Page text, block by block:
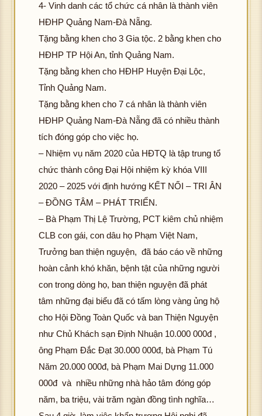
4- Vinh danh các tổ chức cá nhân là thành viên
HĐHP Quảng Nam-Đà Nẵng.
Tặng bằng khen cho 3 Gia tộc. 2 bằng khen cho
HĐHP TP Hội An, tỉnh Quảng Nam.
Tặng bằng khen cho HĐHP Huyện Đại Lộc,
Tỉnh Quảng Nam.
Tặng bằng khen cho 7 cá nhân là thành viên
HĐHP Quảng Nam-Đà Nẵng đã có nhiều thành
tích đóng góp cho việc họ.
– Nhiệm vụ năm 2020 của HĐTQ là tập trung tổ
chức thành công Đại Hội nhiệm kỳ khóa VIII
2020 – 2025 với định hướng KẾT NỐI – TRI ÂN
– ĐỒNG TÂM – PHÁT TRIỂN.
– Bà Phạm Thị Lệ Trường, PCT kiêm chủ nhiệm
CLB con gái, con dâu họ Phạm Việt Nam,
Trưởng ban thiện nguyện, đã báo cáo về những
hoàn cảnh khó khăn, bệnh tật của những người
con trong dòng họ, ban thiện nguyện đã phát
tâm những đại biểu đã có tấm lòng vàng ủng hộ
cho Hội Đồng Toàn Quốc và ban Thiện Nguyện
như Chủ Khách sạn Định Nhuận 10.000 000đ ,
ông Phạm Đắc Đạt 30.000 000đ, bà Phạm Tú
Năm 20.000 000đ, bà Phạm Mai Dựng 11.000
000đ và nhiều những nhà hảo tâm đóng góp
năm, ba triệu, vài trăm ngàn đồng tình nghĩa…